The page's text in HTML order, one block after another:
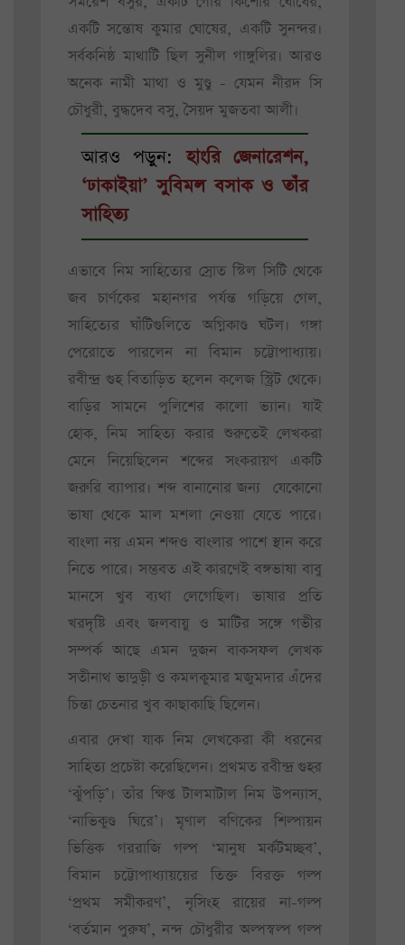
একটি সন্তোষ কুমার ঘোষের, একটি সুনন্দর।
সর্বকনিষ্ঠ মাথাটি ছিল সুনীল গাঙ্গুলির। আরও
অনেক নামী মাথা ও মুণ্ডু - যেমন নীরদ সি
চৌধুরী, বুদ্ধদেব বসু, সৈয়দ মুজতবা আলী।
আরও পড়ুন:হাংরি জেনারেশন,
‘ঢাকাইয়া’ সুবিমল বসাক ও তাঁর
সাহিত্য
এভাবে নিম সাহিত্যের স্রোত স্টিল সিটি থেকে
জব চার্ণকের মহানগর পর্যন্ত গড়িয়ে গেল,
সাহিত্যের ঘাঁটিগুলিতে অগ্নিকাণ্ড ঘটল। গঙ্গা
পেরোতে পারলেন না বিমান চট্টোপাধ্যায়।
রবীন্দ্র গুহ বিতাড়িত হলেন কলেজ স্ট্রিট থেকে।
বাড়ির সামনে পুলিশের কালো ভ্যান। যাই
হোক, নিম সাহিত্য করার শুরুতেই লেখকরা
মেনে নিয়েছিলেন শব্দের সংকরায়ণ একটি
জরুরি ব্যাপার। শব্দ বানানোর জন্য যেকোনো
ভাষা থেকে মাল মশলা নেওয়া যেতে পারে।
বাংলা নয় এমন শব্দও বাংলার পাশে স্থান করে
নিতে পারে। সম্ভবত এই কারণেই বঙ্গভাষা বাবু
মানসে খুব ব্যথা লেগেছিল। ভাষার প্রতি
খরদৃষ্টি এবং জলবায়ু ও মাটির সঙ্গে গভীর
সম্পর্ক আছে এমন দুজন বাকসফল লেখক
সতীনাথ ভাদুড়ী ও কমলকুমার মজুমদার এঁদের
চিন্তা চেতনার খুব কাছাকাছি ছিলেন।
এবার দেখা যাক নিম লেখকেরা কী ধরনের
সাহিত্য প্রচেষ্টা করেছিলেন। প্রথমত রবীন্দ্র গুহর
‘ঝুঁপড়ি’। তাঁর ক্ষিপ্ত টালমাটাল নিম উপন্যাস,
‘নাভিকুণ্ড ঘিরে’। মৃণাল বণিকের শিল্পায়ন
ভিত্তিক গররাজি গল্প ‘মানুষ মর্কটমচ্ছব’,
বিমান চট্টোপাধ্যায়য়ের তিক্ত বিরক্ত গল্প
‘প্রথম সমীকরণ’, নৃসিংহ রায়ের না-গল্প
‘বর্তমান পুরুষ’, নন্দ চৌধুরীর অল্পস্বল্প গল্প